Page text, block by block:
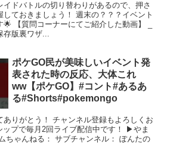
ドバトルの切り替わりがあるので、押さ
しておきましょう！ 週末の？？？イベント
【質問コーナーにてご紹介した動画】 _
存版裏ワザ...
ポケGO民が美味しいイベント発
表された時の反応、大体これ
ww【ポケGO】#コント#あるあ
る#Shorts#pokemongo
ありがとう！ チャンネル登録もよろしくお
プで毎月2回ライブ配信中です！ ▶やま
ちゃんねる： サブチャンネル： ぽんたの